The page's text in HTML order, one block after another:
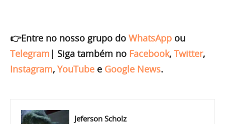
👉Entre no nosso grupo do WhatsApp ou
Telegram | Siga também no Facebook, Twitter,
Instagram, YouTube e Google News.
Jeferson Scholz